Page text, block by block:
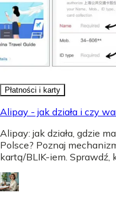
Płatności i karty
Alipay - jak działa i czy
Alipay: jak działa, gdzie
Polsce? Poznaj
kartą/BLIK-iem. Sprawdź,